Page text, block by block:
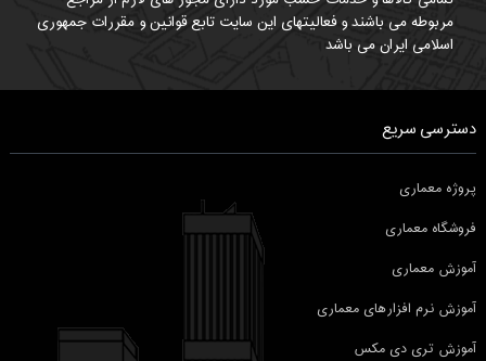
مربوطه می باشند و فعالیتهای این سایت تابع قوانین و مقررات جمهوری
اسلامی ایران می باشد
دسترسی سریع
پروژه معماری
فروشگاه معماری
آموزش معماری
آموزش نرم افزارهای معماری
آموزش تری دی مکس